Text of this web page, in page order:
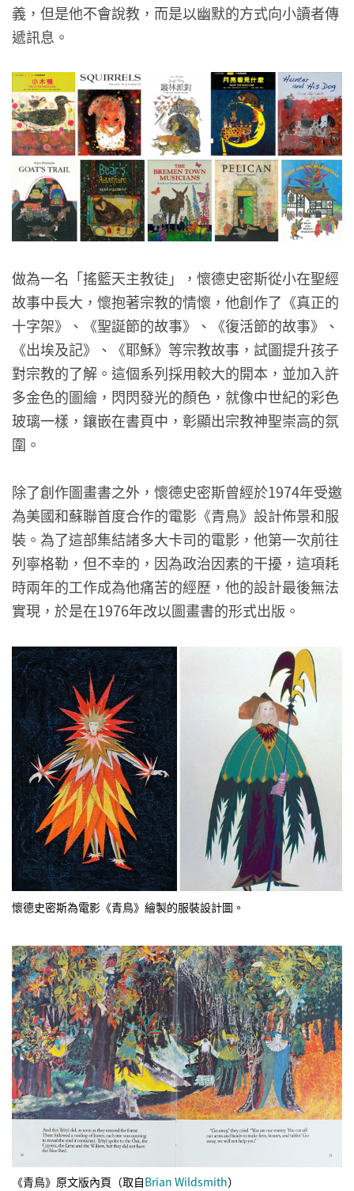
義，但是他不會說教，而是以幽默的方式向小讀者傳
遞訊息。
做為一名「搖籃天主教徒」，懷德史密斯從小在聖經
故事中長大，懷抱著宗教的情懷，他創作了《真正的
十字架》、《聖誕節的故事》、《復活節的故事》、
《出埃及記》、《耶穌》等宗教故事，試圖提升孩子
對宗教的了解。這個系列採用較大的開本，並加入許
多金色的圖繪，閃閃發光的顏色，就像中世紀的彩色
玻璃一樣，鑲嵌在書頁中，彰顯出宗教神聖崇高的氛
圍。
除了創作圖畫書之外，懷德史密斯曾經於1974年受邀
為美國和蘇聯首度合作的電影《青鳥》設計佈景和服
裝。為了這部集結諸多大卡司的電影，他第一次前往
列寧格勒，但不幸的，因為政治因素的干擾，這項耗
時兩年的工作成為他痛苦的經歷，他的設計最後無法
實現，於是在1976年改以圖畫書的形式出版。
懷德史密斯為電影《青鳥》繪製的服裝設計圖。
《青鳥》原文版內頁（取自Brian Wildsmith）